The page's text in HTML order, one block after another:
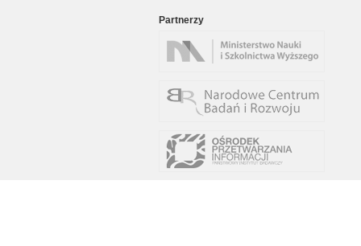
Partnerzy